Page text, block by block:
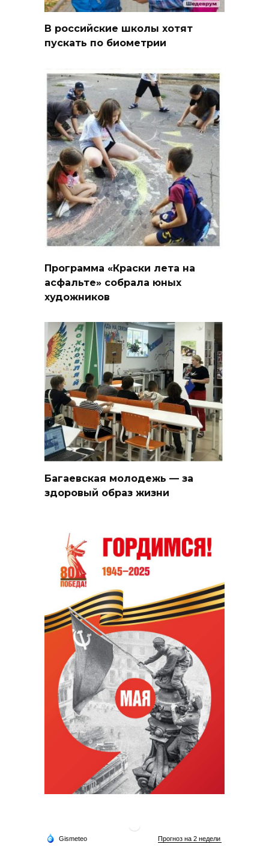
В российские школы хотят
пускать по биометрии
Программа «Краски лета на
асфальте» собрала юных
художников
Багаевская молодежь — за
здоровый образ жизни